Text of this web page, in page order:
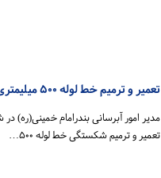
تعمیر و ترمیم خط لوله ۵۰۰ میلیمتری مسیر چم خلف عیسی انجام شد
مدیر امور آبرسانی بندرامام
تعمیر و ترمیم شکستگی خط لوله ۵۰۰…